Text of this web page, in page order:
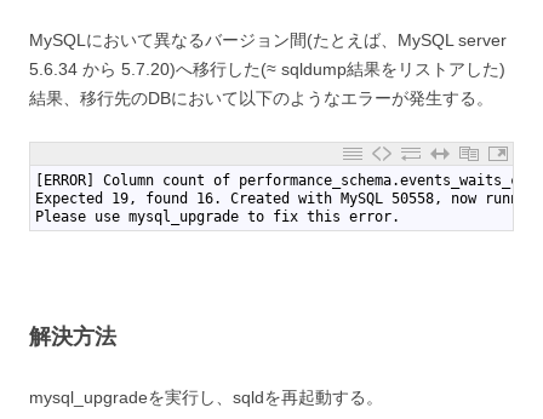
MySQLにおいて異なるバージョン間(たとえば、MySQL server
5.6.34 から 5.7.20)へ移行した(≈ sqldump結果をリストアした)
結果、移行先のDBにおいて以下のようなエラーが発生する。
[ERROR] Column count of
Expected 19, found 16. Created with MySQL 50558, now
Please use mysql_upgrade to fix this error.
解決方法
mysql_upgradeを実行し、sqldを再起動する。